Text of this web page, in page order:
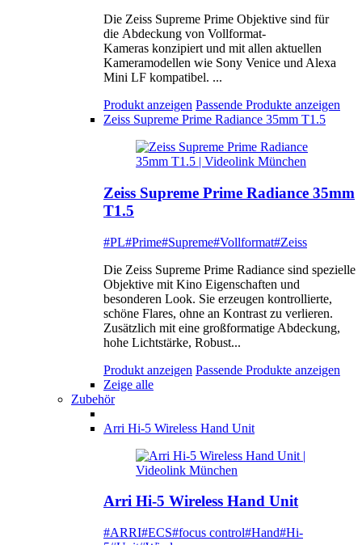
Die Zeiss Supreme Prime Objektive sind für
die Abdeckung von Vollformat-
Kameras konzipiert und mit allen aktuellen
Kameramodellen wie Sony Venice und Alexa
Mini LF kompatibel. ...
Produkt anzeigen Passende Produkte anzeigen
Zeiss Supreme Prime Radiance 35mm T1.5
Zeiss Supreme Prime Radiance 35mm
T1.5
#PL#Prime#Supreme#Vollformat#Zeiss
Die Zeiss Supreme Prime Radiance sind spezielle
Objektive mit Kino Eigenschaften und
besonderen Look. Sie erzeugen kontrollierte,
schöne Flares, ohne an Kontrast zu verlieren.
Zusätzlich mit eine großformatige Abdeckung,
hohe Lichtstärke, Robust...
Produkt anzeigen Passende Produkte anzeigen
Zeige alle
Zubehör
Arri Hi-5 Wireless Hand Unit
Arri Hi-5 Wireless Hand Unit
#ARRI#ECS#focus control#Hand#Hi-